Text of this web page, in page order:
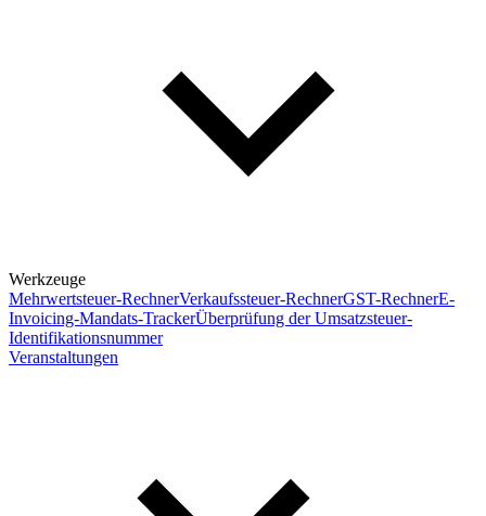
Werkzeuge
Mehrwertsteuer-RechnerVerkaufssteuer-RechnerGST-RechnerE-
Invoicing-Mandats-TrackerÜberprüfung der Umsatzsteuer-
Identifikationsnummer
Veranstaltungen